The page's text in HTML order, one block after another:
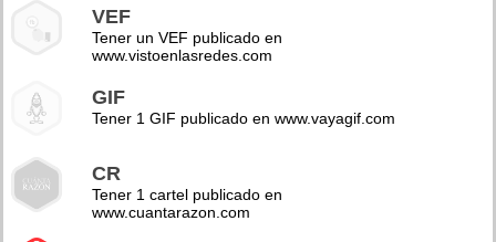
VEF
Tener un VEF publicado en
www.vistoenlasredes.com
GIF
Tener 1 GIF publicado en www.vayagif.com
CR
Tener 1 cartel publicado en
www.cuantarazon.com